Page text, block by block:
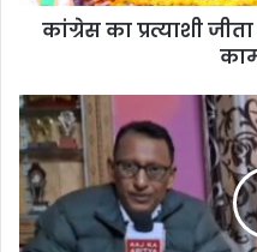
कांग्रेस का प्रत्याशी